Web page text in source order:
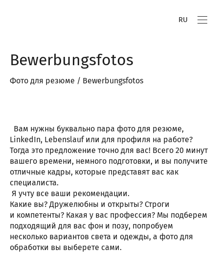
RU
Bewerbungsfotos
Фото для резюме / Bewerbungsfotos
Вам нужны буквально пара фото для резюме,
LinkedIn, Lebenslauf или для профиля на работе?
Тогда это предложение точно для вас! Всего 20 минут
вашего времени, немного подготовки, и вы получите
отличные кадры, которые представят вас как
специалиста.
Я учту все ваши рекомендации.
Какие вы? Дружелюбны и открыты? Строги
и компетенты? Какая у вас профессия? Мы подберем
подходящий для вас фон и позу, попробуем
несколько вариантов света и одежды, а фото для
обработки вы выберете сами.